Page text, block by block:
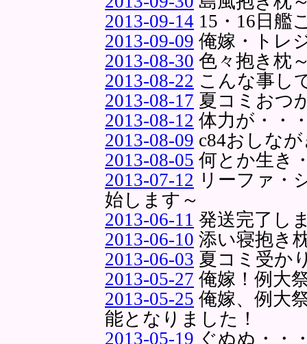
2013-09-14 15・16日艦
2013-09-09 俺嫁・トレ
2013-08-30 色々抱き枕
2013-08-22 こんな事し
2013-08-17 夏コミおつ
2013-08-12 体力が・・
2013-08-09 c84おしな
2013-08-05 何とか生き
2013-07-12 リーファ・
始します～
2013-06-11 発送完了し
2013-06-10 添い寝抱き
2013-06-03 夏コミ受か
2013-05-27 俺嫁！例大
2013-05-25 俺嫁、例大
能となりました！
2013-05-19 ぐぬぬ・・